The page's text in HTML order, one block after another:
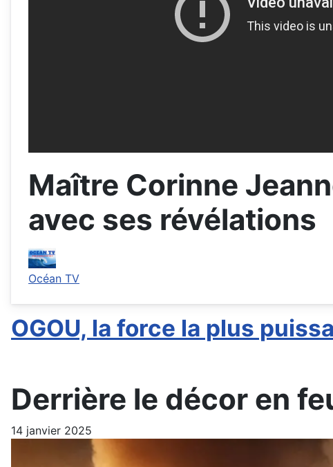
Maître Corinne
avec ses révélations
Océan TV
OGOU, la force la plus
Derrière le décor en
14 janvier 2025